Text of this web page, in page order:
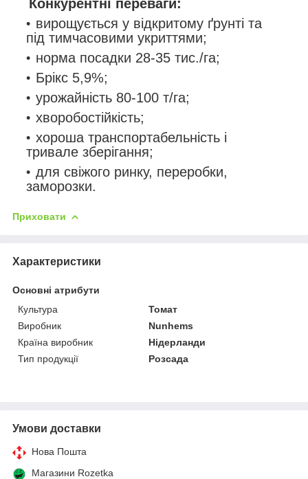
Конкурентні переваги:
вирощується у відкритому ґрунті та
під тимчасовими укриттями;
норма посадки 28-35 тис./га;
Брікс 5,9%;
урожайність 80-100 т/га;
хворобостійкість;
хороша транспортабельність і
тривале зберігання;
для свіжого ринку, переробки,
заморозки.
Приховати
Характеристики
Основні атрибути
Культура
Томат
Виробник
Nunhems
Країна виробник
Нідерланди
Тип продукції
Розсада
Умови доставки
Нова Пошта
Магазини Rozetka